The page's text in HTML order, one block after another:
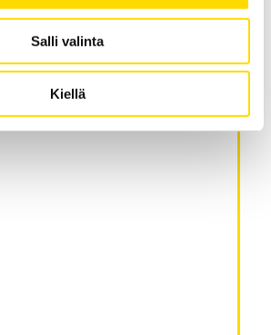
Salli valinta
Kiellä